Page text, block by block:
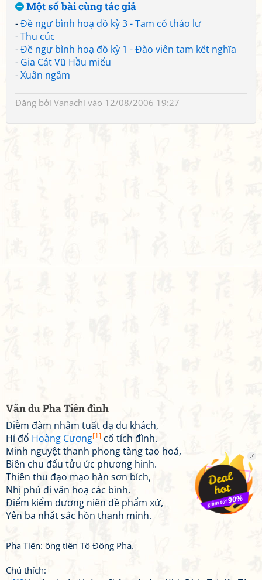
Một số bài cùng tác giả
-Đề ngự bình hoạ đồ kỳ 3 - Tam cố thảo lư
-Thu cúc
-Đề ngự bình hoạ đồ kỳ 1 - Đào viên tam kết nghĩa
- Gia Cát Vũ Hầu miếu
-Xuân ngâm
Đăng bởi Vanachi vào 12/08/2006 19:27
Vãn du Pha Tiên đình
Diễm đàm nhâm tuất dạ du khách,
Hỉ đổ Hoàng Cương[1] cố tích đình.
Minh nguyệt thanh phong tàng tạo hoá,
Biên chu đẩu tửu ức phương hinh.
Thiên thu đạo mạo hàn sơn bích,
Nhị phú di văn hoạ các bình.
Điểm kiểm đương niên đề phẩm xứ,
Yên ba nhất sắc hồn thanh minh.
Pha Tiên: ông tiên Tô Đông Pha.
Chú thích: